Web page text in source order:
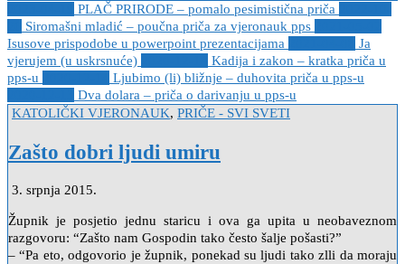
PLAČ PRIRODE – pomalo pesimistična priča
Siromašni mladić – poučna priča za vjeronauk pps
Isusove prispodobe u powerpoint prezentacijama
Ja
vjerujem (u uskrsnuće)
Kadija i zakon – kratka priča u
pps-u
Ljubimo (li) bližnje – duhovita priča u pps-u
Dva dolara – priča o darivanju u pps-u
Posted
KATOLIČKI VJERONAUK, PRIČE - SVI SVETI
Zašto dobri ljudi umiru
3. srpnja 2015.
Župnik je posjetio jednu staricu i ova ga upita u neobaveznom
razgovoru: “Zašto nam Gospodin tako često šalje pošasti?”
– “Pa eto, odgovorio je župnik, ponekad su ljudi tako zlli da moraju